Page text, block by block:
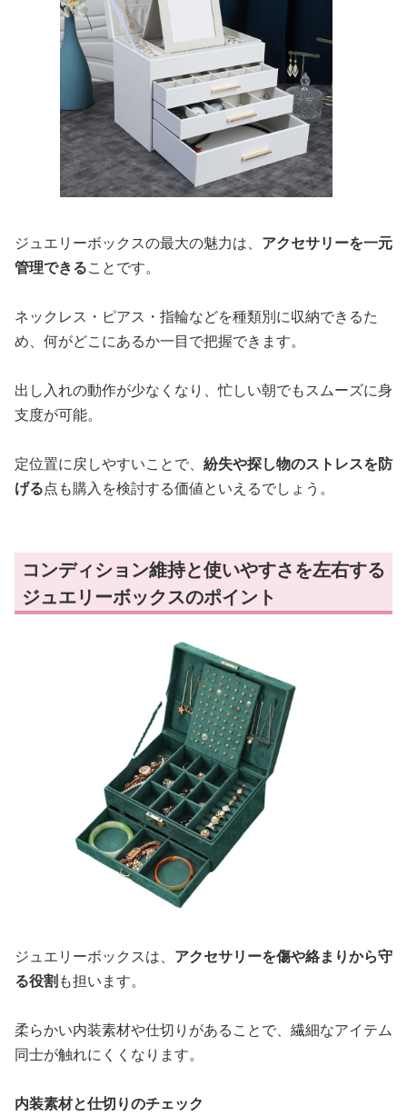
ジュエリーボックスの最大の魅力は、 アクセサリーを一元
管理できることです。
ネックレス・ピアス・指輪などを種類別に収納できるた
め、何がどこにあるか一目で把握できます。
出し入れの動作が少なくなり、忙しい朝でもスムーズに身
支度が可能。
定位置に戻しやすいことで、 紛失や探し物のストレスを防
げる点も購入を検討する価値といえるでしょう。
コンディション維持と使いやすさを左右する
ジュエリーボックスのポイント
ジュエリーボックスは、 アクセサリーを傷や絡まりから守
る役割も担います。
柔らかい内装素材や仕切りがあることで、繊細なアイテム
同士が触れにくくなります。
内装素材と仕切りのチェック